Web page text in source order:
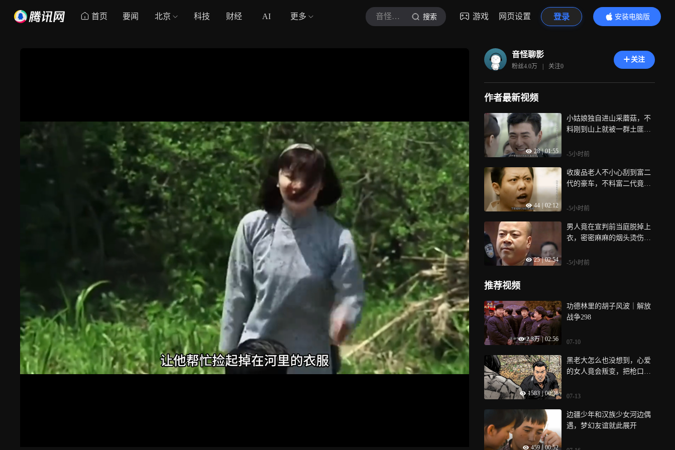
首页 要闻 北京 科技 财经 AI 更多 音怪聊影 搜索 游戏 网页设置 登录
安装电脑版
内容更精彩
音怪聊影
粉丝4.0万 | 关注0
关注
作者最新视频
28 | 01:55
小姑娘独自进山采蘑菇，不
料刚到山上就被一群土匪给
-5小时前
44 02:12
收废品老人不小心刮到富二
代的豪车，不料富二代竟直
-5小时前
25 | 02:54
男人竟在宣判前当庭脱掉上
衣，密密麻麻的烟头烫伤布
-5小时前
推荐视频
2.3万 | 02:56
功德林里的胡子风波｜解放
战争298
07-10
1583 | 00:36
黑老大怎么也没想到，心爱
的女人竟会叛变，把枪口对
07-13
459 | 00:52
边疆少年和汉族少女河边偶
遇，梦幻友谊就此展开